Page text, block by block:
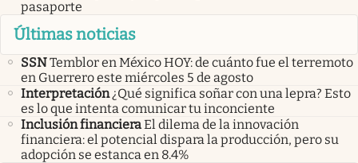
pasaporte
Últimas noticias
SSNTemblor en México HOY: de cuánto fue el terremoto
en Guerrero este miércoles 5 de agosto
Interpretación ¿Qué significa soñar con una lepra? Esto
es lo que intenta comunicar tu inconciente
Inclusión financieraEl dilema de la innovación
financiera: el potencial dispara la producción, pero su
adopción se estanca en 8.4%